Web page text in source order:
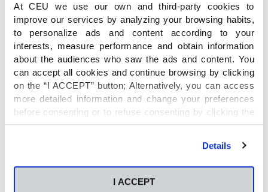
At CEU we use our own and third-party cookies to
improve our services by analyzing your browsing habits,
to personalize ads and content according to your
interests, measure performance and obtain information
about the audiences who saw the ads and content. You
can accept all cookies and continue browsing by clicking
on the “I ACCEPT” button; Alternatively, you can access
more detailed information and change your preferences
before consenting or to refuse consenting by clicking the
"Personalize" button. For more information you can visit
Details
I ACCEPT
Jesús ha sido detenido en la noche, en
Getsemaní, y ha sido conducido ante los
tribunales judíos. Le acusan de blasfemo, de
pretender habla en nombre de Dios, saltándose
las autoridades y las leyes religiosas de Israel.
El Viernes Santo queremos vivir muy adentro el
dolor de Jesús, y al mismo tiempo queremos